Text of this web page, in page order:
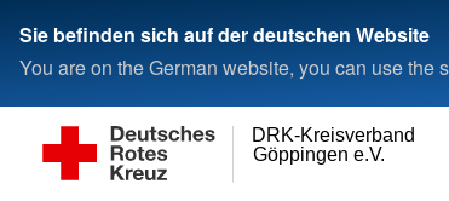
Sie befinden sich auf der deutschen Website
You are on the German website, you can use the
Göppingen e.V.
DRK-Kreisverband